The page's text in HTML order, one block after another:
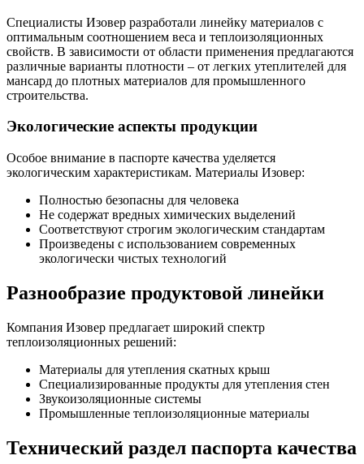
Специалисты Изовер разработали линейку материалов с
оптимальным соотношением веса и теплоизоляционных
свойств. В зависимости от области применения предлагаются
различные варианты плотности – от легких утеплителей для
мансард до плотных материалов для промышленного
строительства.
Экологические аспекты продукции
Особое внимание в паспорте качества уделяется
экологическим характеристикам. Материалы Изовер:
Полностью безопасны для человека
Не содержат вредных химических выделений
Соответствуют строгим экологическим стандартам
Произведены с использованием современных
экологически чистых технологий
Разнообразие продуктовой линейки
Компания Изовер предлагает широкий спектр
теплоизоляционных решений:
Материалы для утепления скатных крыш
Специализированные продукты для утепления стен
Звукоизоляционные системы
Промышленные теплоизоляционные материалы
Технический раздел паспорта качества